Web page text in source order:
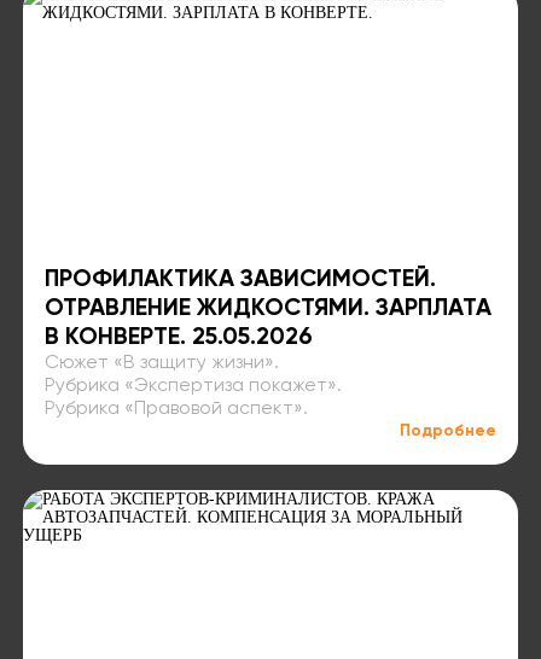
ПРОФИЛАКТИКА ЗАВИСИМОСТЕЙ.
ОТРАВЛЕНИЕ ЖИДКОСТЯМИ. ЗАРПЛАТА
В КОНВЕРТЕ. 25.05.2026
Сюжет «В защиту жизни»⁣⁣.
Рубрика «Экспертиза покажет»⁣⁣.
Рубрика «Правовой аспект»⁣⁣.
Подробнее